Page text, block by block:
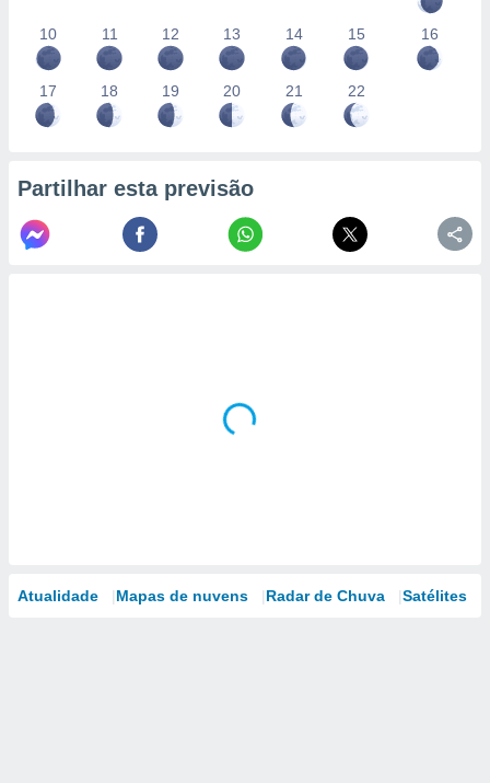
10 11 12 13 14 15 16
17 18 19 20 21 22
Partilhar esta previsão
Atualidade Mapas de nuvens Radar de Chuva Satélites